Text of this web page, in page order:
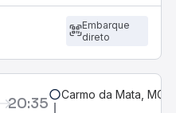
Embarque
direto
20:35 Carmo da Mata, MG